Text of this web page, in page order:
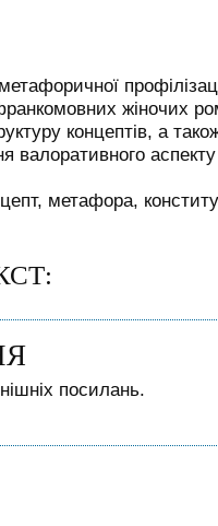
жіночих
концептів, а
валоративного
метафора,
посилань.